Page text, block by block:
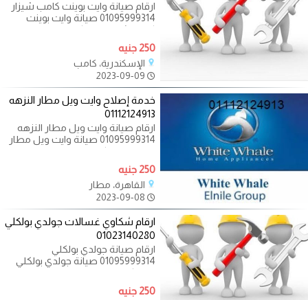
ارقام صيانة وايت بوينت كامب شيزار
01095999314 صيانة وايت بوينت
كامب شيزار اهلا بكم في موقع صيانة
وايت
250 جنيه
الإسكندرية، كامب
خدمة إصلاح وايت ويل مطار النزهه
01112124913
ارقام صيانة وايت ويل مطار النزهه
01095999314 صيانة وايت ويل مطار
النزهه اهلا بكم في موقع صيانة وايت
ويل
250 جنيه
القاهرة، مطار
ارقام شكاوي غسالات جولدي بولكلي
01023140280
ارقام صيانة جولدي بولكلي
01095999314 صيانة جولدي بولكلي
اهلا بكم في موقع صيانة جولدي
بولكلي هنا يمكنكم
250 جنيه